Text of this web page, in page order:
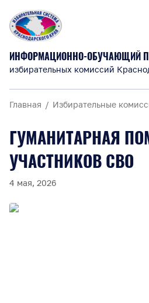
ИНФОРМАЦИОННО-ОБУЧАЮЩИЙ
избирательных комиссий
Главная Избирательные
ГУМАНИТАРНАЯ
УЧАСТНИКОВ СВО
4 мая, 2026